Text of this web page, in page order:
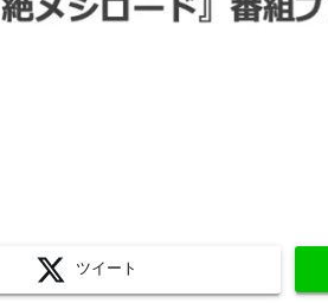
ツイート